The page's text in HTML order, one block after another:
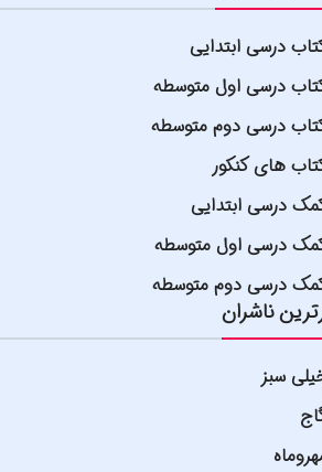
درسی ابتدایی
درسی اول متوسطه
درسی دوم متوسطه
های کنکور
درسی ابتدایی
درسی اول متوسطه
درسی دوم متوسطه
ناشران
سبز